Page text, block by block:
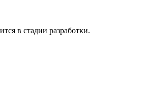
в стадии разработки.